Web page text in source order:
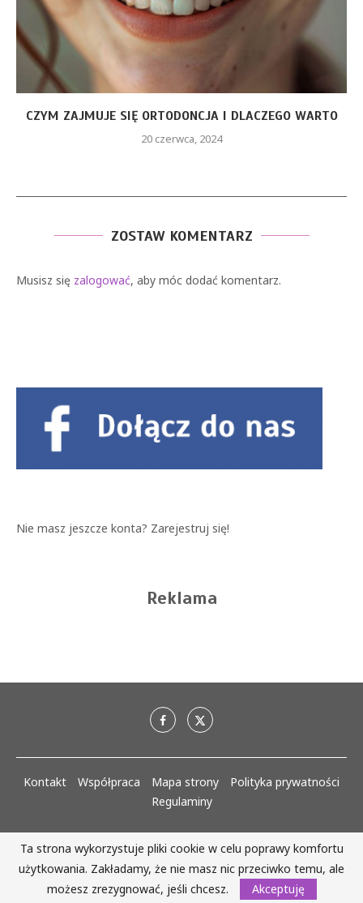
CZYM ZAJMUJE SIĘ ORTODONCJA I DLACZEGO WARTO
20 czerwca, 2024
ZOSTAW KOMENTARZ
Musisz się zalogować, aby móc dodać komentarz.
Nie masz jeszcze konta? Zarejestruj się!
Reklama
Kontakt Współpraca Mapa strony
Polityka prywatności
Regulaminy
www.woh.group
WRÓĆ DO GÓRY
Ta strona wykorzystuje pliki cookie w celu poprawy komfortu
użytkowania. Zakładamy, że nie masz nic przeciwko temu, ale
możesz zrezygnować, jeśli chcesz.
Akceptuję